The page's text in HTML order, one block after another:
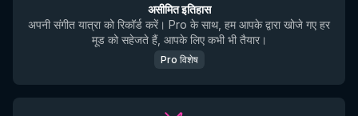
असीमित इतिहास
अपनी संगीत यात्रा को रिकॉर्ड करें। Pro के साथ, हम आपके द्वारा खोजे गए हर
मूड को सहेजते हैं, आपके लिए कभी भी तैयार।
Pro विशेष